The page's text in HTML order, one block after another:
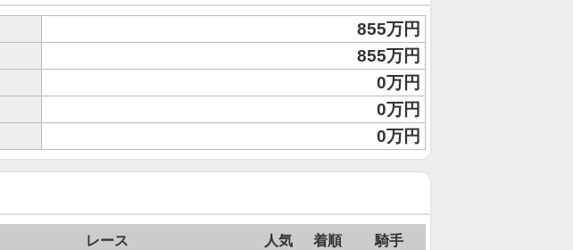
855万円
855万円
0万円
0万円
0万円
レース 人気 着順 騎手